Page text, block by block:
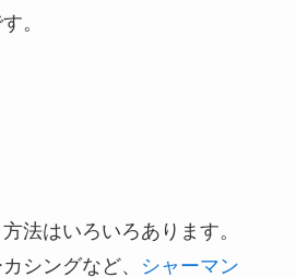
。
法はいろいろあります。
シングなど、
シャーマン